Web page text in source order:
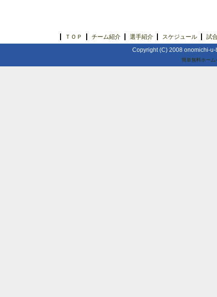
ＴＯＰ チーム紹介 選手紹介 スケジュール
試
Copyright (C) 2008 onomichi-
簡単無料ホーム